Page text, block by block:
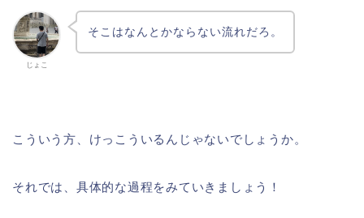
じょこ
そこはなんとかならない流れだろ。
こういう方、けっこういるんじゃないでしょうか。
それでは、具体的な過程をみていきましょう！